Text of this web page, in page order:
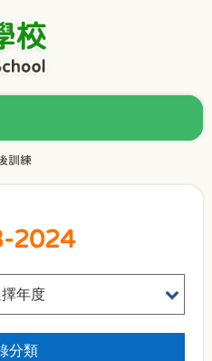
訓練
2024
年度
分類